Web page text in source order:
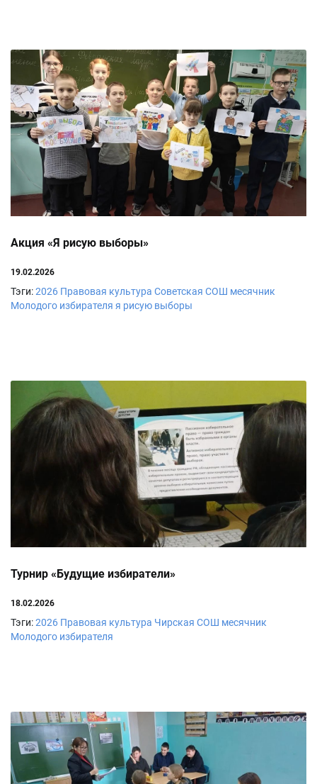
Акция «Я рисую выборы»
19.02.2026
Тэги:2026 Правовая культура Советская СОШ месячник
Молодого избирателя я рисую выборы
Турнир «Будущие избиратели»
18.02.2026
Тэги:2026 Правовая культура Чирская СОШ месячник
Молодого избирателя